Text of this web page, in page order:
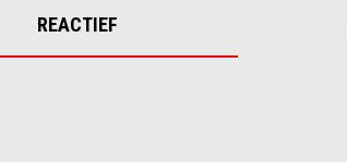
REACTIEF